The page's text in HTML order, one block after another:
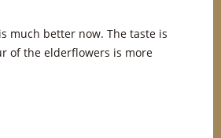
much better now. The taste is
of the elderflowers is more